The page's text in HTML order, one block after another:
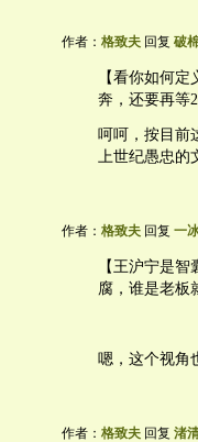
作者： 格致夫 回复 破
【看你如何
奔，还要再等
呵呵，按目前
上世纪愚忠的
作者： 格致夫 回复 一
【王沪宁是
腐，谁是老板
嗯，这个视角
作者： 格致夫 回复 渚